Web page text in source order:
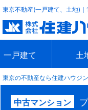
東京不動産(一戸建て、土地)
一戸建て
エリアで探す
沿線で探す
新築一戸建て
中古一戸建て
本日の新着物件
今週の新着物件
土
エリア
沿線で
本日の
今週の
東京の不動産なら住建ハウジ
中古マンション